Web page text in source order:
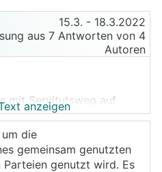
15.3. - 18.3.2022
aus 7 Antworten von 4
Autoren
mit Servitutsweg auf
dem Weg ist gleich ein
betoniert
kleinen Mauer, damit
anzeigen
die
gemeinsam genutzten
Parteien genutzt wird. Es